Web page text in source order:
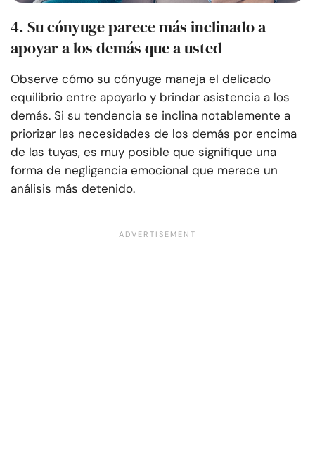
4. Su cónyuge parece más inclinado a
apoyar a los demás que a usted
Observe cómo su cónyuge maneja el delicado
equilibrio entre apoyarlo y brindar asistencia a los
demás. Si su tendencia se inclina notablemente a
priorizar las necesidades de los demás por encima
de las tuyas, es muy posible que signifique una
forma de negligencia emocional que merece un
análisis más detenido.